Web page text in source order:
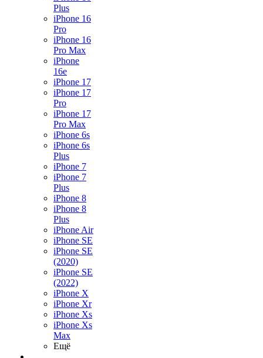
Plus
iPhone 16
Pro
iPhone 16
Pro Max
iPhone
16e
iPhone 17
iPhone 17
Pro
iPhone 17
Pro Max
iPhone 6s
iPhone 6s
Plus
iPhone 7
iPhone 7
Plus
iPhone 8
iPhone 8
Plus
iPhone Air
iPhone SE
iPhone SE
(2020)
iPhone SE
(2022)
iPhone X
iPhone Xr
iPhone Xs
iPhone Xs
Max
Ещё